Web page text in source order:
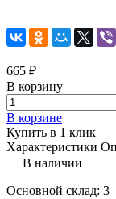
665 ₽
В корзину
В корзине
Купить в 1 клик
Характеристики
В наличии
Основной склад: 3